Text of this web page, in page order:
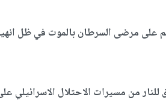
على مرضى السرطان بالموت في ظل
من مسيرات الاحتلال الاسرائيلي